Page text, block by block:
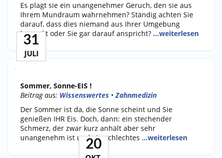
Es plagt sie ein unangenehmer Geruch, den sie aus
Ihrem Mundraum wahrnehmen? Ständig achten Sie
darauf, dass dies niemand aus Ihrer Umgebung
bemerkt oder Sie gar darauf anspricht? …weiterlesen
31
JULI
Sommer, Sonne-EIS !
Beitrag aus: Wissenswertes • Zahnmedizin
Der Sommer ist da, die Sonne scheint und Sie
genießen IHR Eis. Doch, dann: ein stechender
Schmerz, der zwar kurz anhält aber sehr
unangenehm ist und ein schlechtes …weiterlesen
20